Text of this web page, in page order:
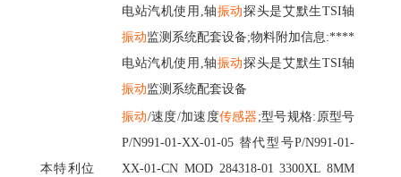
电站汽机使用,轴振动探头是艾默生TSI轴
振动监测系统配套设备;物料附加信息:****
电站汽机使用,轴振动探头是艾默生TSI轴
振动监测系统配套设备
本特利位
振动/速度/加速度传感器 ;型号规格:原型号
P/N991-01-XX-01-05 替代型号P/N991-01-
XX-01-CN MOD 284318-01 3300XL 8MM